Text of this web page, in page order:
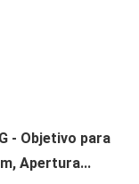
- Objetivo para
Apertura...